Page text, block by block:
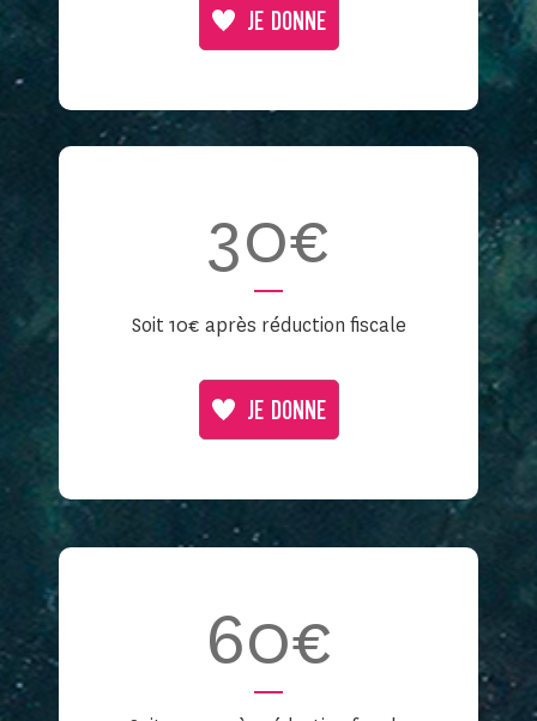
JE DONNE
30€
Soit 10€ après réduction fiscale
JE DONNE
60€